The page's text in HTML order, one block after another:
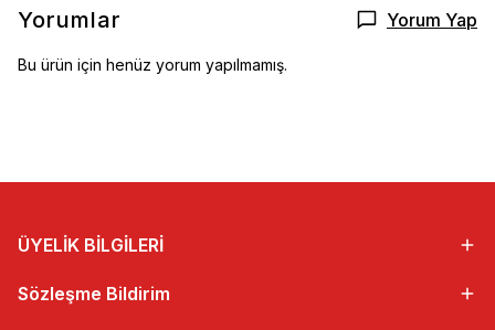
Yorumlar Yorum Yap
Bu ürün için henüz yorum yapılmamış.
ÜYELİK BİLGİLERİ
Sözleşme Bildirim